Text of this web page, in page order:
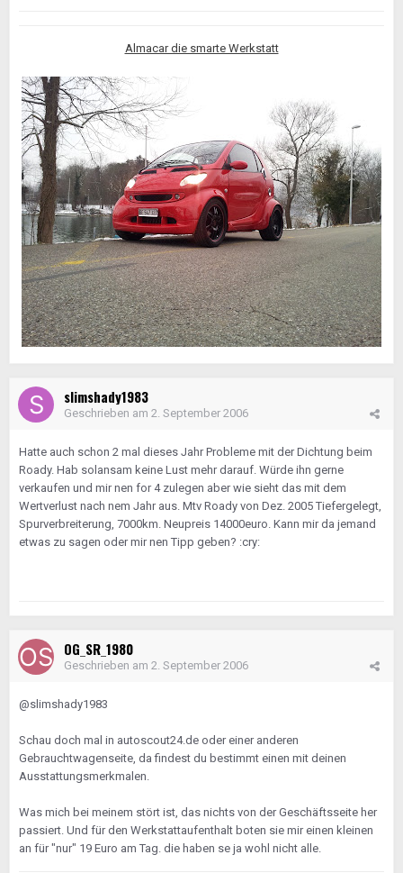
Almacar die smarte Werkstatt
slimshady1983
Geschrieben am 2. September 2006
Hatte auch schon 2 mal dieses Jahr Probleme mit der Dichtung beim
Roady. Hab solansam keine Lust mehr darauf. Würde ihn gerne
verkaufen und mir nen for 4 zulegen aber wie sieht das mit dem
Wertverlust nach nem Jahr aus. Mtv Roady von Dez. 2005 Tiefergelegt,
Spurverbreiterung, 7000km. Neupreis 14000euro. Kann mir da jemand
etwas zu sagen oder mir nen Tipp geben? :cry:
OG_SR_1980
Geschrieben am 2. September 2006
@slimshady1983
Schau doch mal in autoscout24.de oder einer anderen
Gebrauchtwagenseite, da findest du bestimmt einen mit deinen
Ausstattungsmerkmalen.
Was mich bei meinem stört ist, das nichts von der Geschäftsseite her
passiert. Und für den Werkstattaufenthalt boten sie mir einen kleinen
an für "nur" 19 Euro am Tag. die haben se ja wohl nicht alle.